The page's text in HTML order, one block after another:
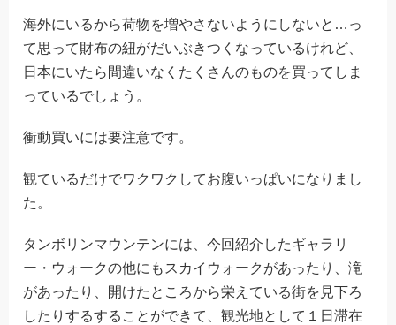
海外にいるから荷物を増やさないようにしないと…っ
て思って財布の紐がだいぶきつくなっているけれど、
日本にいたら間違いなくたくさんのものを買ってしま
っているでしょう。
衝動買いには要注意です。
観ているだけでワクワクしてお腹いっぱいになりまし
た。
タンボリンマウンテンには、今回紹介したギャラリ
ー・ウォークの他にもスカイウォークがあったり、滝
があったり、開けたところから栄えている街を見下ろ
したりするすることができて、観光地として１日滞在